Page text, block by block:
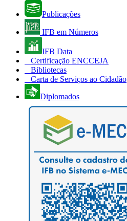
Publicações
IFB em Números
IFB Data
Certificação ENCCEJA
Bibliotecas
Carta de Serviços ao Cidadão
Diplomados